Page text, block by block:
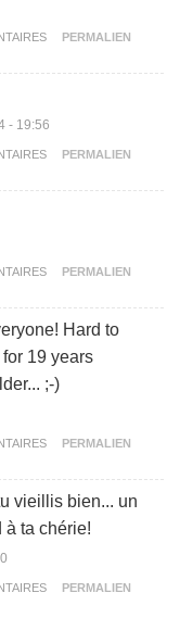
PERMALIEN
- 19:56
PERMALIEN
PERMALIEN
Hard to
19 years
;-)
PERMALIEN
vieillis bien... un
à ta chérie!
PERMALIEN